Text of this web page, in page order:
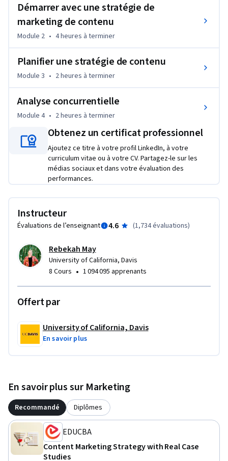
en pratique les idées qui vous sont présentées et à
développer votre marque personnelle grâce au marketing de
contenu.
Démarrer avec une stratégie de
marketing de contenu
Module 2 • 4 heures à terminer
Planifier une stratégie de contenu
Module 3 • 2 heures à terminer
Analyse concurrentielle
Module 4 • 2 heures à terminer
Obtenez un certificat professionnel
Ajoutez ce titre à votre profil LinkedIn, à votre
curriculum vitae ou à votre CV. Partagez-le sur les
médias sociaux et dans votre évaluation des
performances.
Instructeur
Évaluations de l’enseignant 4.6 (1,734 évaluations)
Rebekah May
University of California, Davis
8 Cours • 1 094 095 apprenants
Offert par
University of California, Davis
En savoir plus
En savoir plus sur Marketing
Recommandé Diplômes
EDUCBA
Content Marketing Strategy with Real Case
Studies